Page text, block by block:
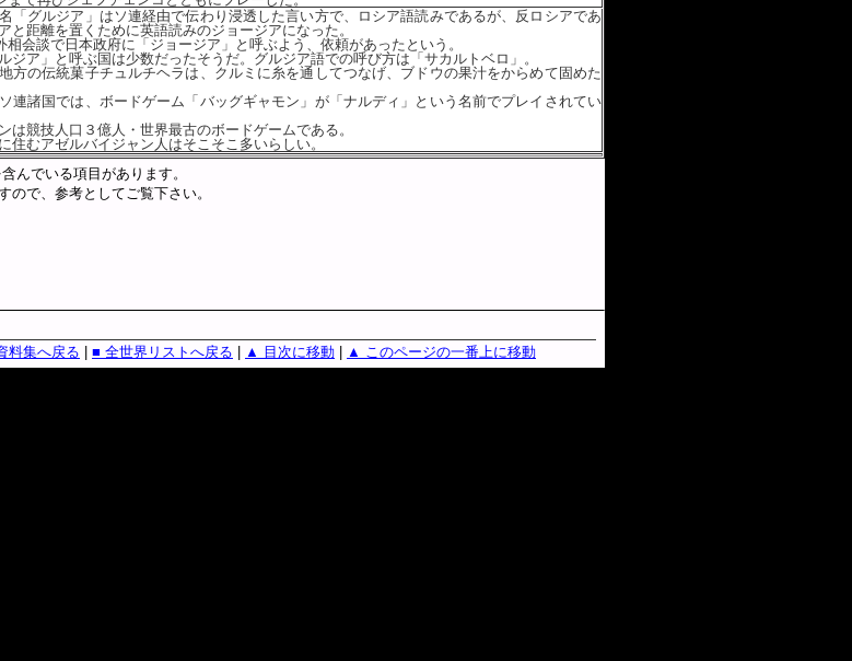
「グルジア」はソ連経由で伝わり浸透した言い方で、ロシア語読みであるが、反ロシアであ
と距離を置くために英語読みのジョージアになった。
相会談で日本政府に「ジョージア」と呼ぶよう、依頼があったという。
ジア」と呼ぶ国は少数だったそうだ。グルジア語での呼び方は「サカルトベロ」。
方の伝統菓子チュルチヘラは、クルミに糸を通してつなげ、ブドウの果汁をからめて固めた
連諸国では、ボードゲーム「バッグギャモン」が「ナルディ」という名前でプレイされてい
は競技人口３億人・世界最古のボードゲームである。
住むアゼルバイジャン人はそこそこ多いらしい。
んでいる項目があります。
ので、参考としてご覧下さい。
料集へ戻る ■ 全世界リストへ戻る ▲ 目次に移動 ▲ このページの一番上に移動